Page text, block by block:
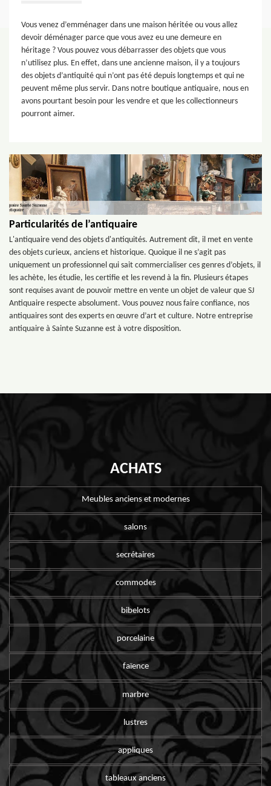
Vous venez d’emménager dans une maison héritée ou vous allez
devoir déménager parce que vous avez eu une demeure en
héritage ? Vous pouvez vous débarrasser des objets que vous
n’utilisez plus. En effet, dans une ancienne maison, il y a toujours
des objets d’antiquité qui n’ont pas été depuis longtemps et qui ne
peuvent même plus servir. Dans notre boutique antiquaire, nous en
avons pourtant besoin pour les vendre et que les collectionneurs
pourront aimer.
Particularités de l’antiquaire
L'antiquaire vend des objets d'antiquités. Autrement dit, il met en vente
des objets curieux, anciens et historique. Quoique il ne s’agit pas
uniquement un professionnel qui sait commercialiser ces genres d’objets, il
les achète, les étudie, les certifie et les revend à la fin. Plusieurs étapes
sont requises avant de pouvoir mettre en vente un objet de valeur que SJ
Antiquaire respecte absolument. Vous pouvez nous faire confiance, nos
antiquaires sont des experts en œuvre d’art et culture. Notre entreprise
antiquaire à Sainte Suzanne est à votre disposition.
ACHATS
Meubles anciens et modernes
salons
secrétaires
commodes
bibelots
porcelaine
faïence
marbre
lustres
appliques
tableaux anciens